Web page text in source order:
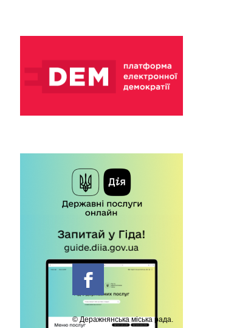
© Деражнянська міська рада.